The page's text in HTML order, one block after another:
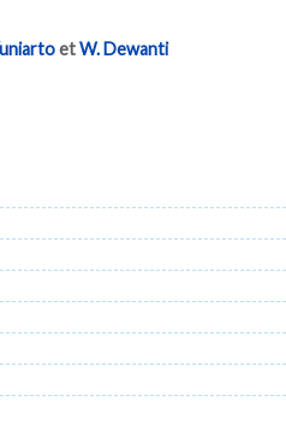
etW. Dewanti